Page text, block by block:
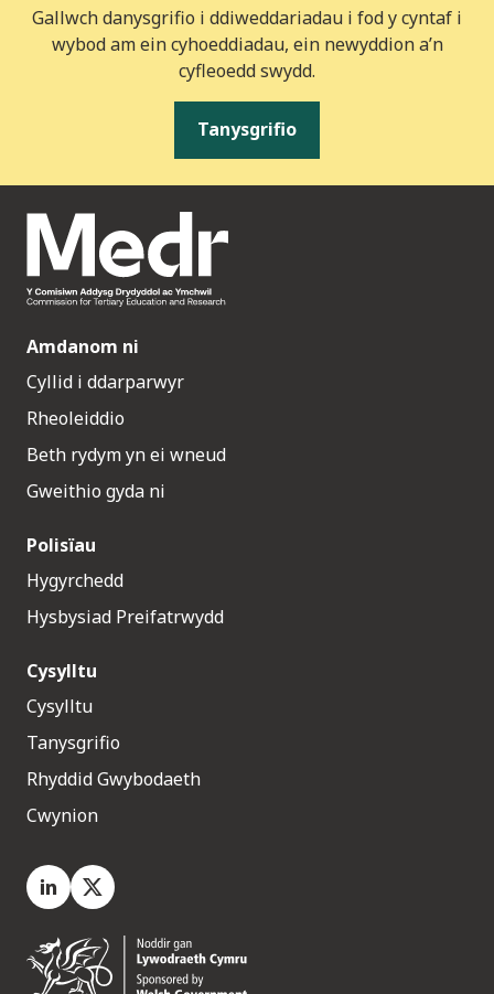
Gallwch danysgrifio i ddiweddariadau i fod y cyntaf i
wybod am ein cyhoeddiadau, ein newyddion a’n
cyfleoedd swydd.
Tanysgrifio
Amdanom ni
Cyllid i ddarparwyr
Rheoleiddio
Beth rydym yn ei wneud
Gweithio gyda ni
Polisïau
Hygyrchedd
Hysbysiad Preifatrwydd
Cysylltu
Cysylltu
Tanysgrifio
Rhyddid Gwybodaeth
Cwynion
LinkedIn
X.com